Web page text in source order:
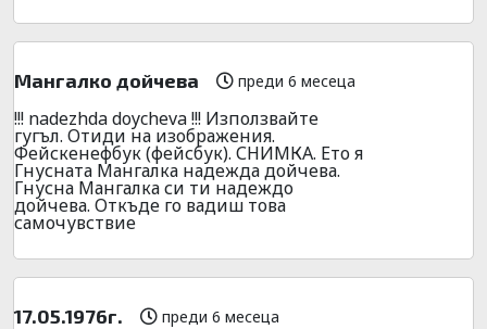
Мангалко дойчева преди 6 месеца
!!! nadezhda doycheva !!! Използвайте
гугъл. Отиди на изображения.
Фейскенефбук (фейсбук). СНИМКА. Ето я
Гнусната Мангалка надежда дойчева.
Гнусна Мангалка си ти надеждо
дойчева. Откъде го вадиш това
самочувствие
17.05.1976г. преди 6 месеца